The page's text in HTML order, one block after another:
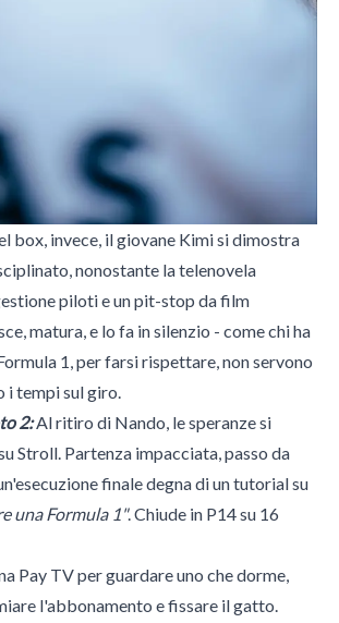
box, invece, il giovane Kimi si dimostra
nonostante la telenovela
piloti e un pit-stop da film
matura, e lo fa in silenzio - come chi ha
1, per farsi rispettare, non servono
i tempi sul giro.
2:Al ritiro di Nando, le speranze si
Stroll. Partenza impacciata, passo da
finale degna di un tutorial su
una Formula 1". Chiude in P14 su 16
Pay TV per guardare uno che dorme,
l'abbonamento e fissare il gatto.